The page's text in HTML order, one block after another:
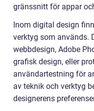
gränssnitt för appar
Inom digital design
verktyg som används.
webbdesign, Adobe
grafisk design, eller
användartestning för
av teknik och verktyg
designerens